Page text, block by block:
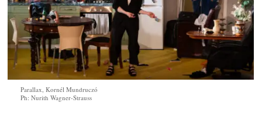
Parallax, Kornél Mundruczó
Ph: Nurith Wagner-Strauss